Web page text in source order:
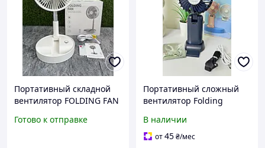
Портативный складной
вентилятор FOLDING FAN
Готово к отправке
Портативный сложный
вентилятор Folding
аккумулятор, LED
дисплей, котик, темно-
В наличии
от45₴/мес